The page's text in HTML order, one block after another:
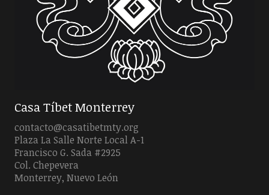
Casa Tíbet Monterrey
contacto@casatibetmty.org
Plaza La Salle Norte Local A-1
Francisco G. Sada #2925
Col. Chepevera
Monterrey, Nuevo León